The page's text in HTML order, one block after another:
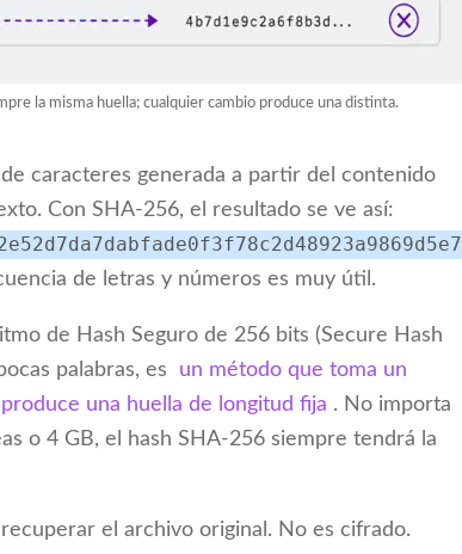
la misma huella; cualquier cambio produce una distinta.
caracteres generada a partir del contenido
Con SHA-256, el resultado se ve así:
de letras y números es muy útil.
de Hash Seguro de 256 bits (Secure Hash
palabras, es
un método que toma un
una huella de longitud fija . No importa
o 4 GB, el hash SHA-256 siempre tendrá la
el archivo original. No es cifrado.